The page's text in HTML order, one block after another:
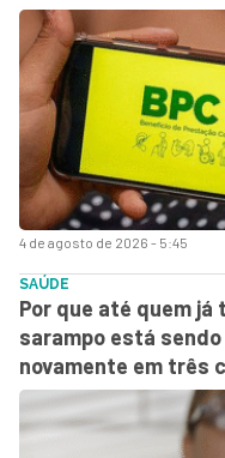
4 de agosto de 2026 - 5:45
SAÚDE
Por que até quem
sarampo está
novamente em três